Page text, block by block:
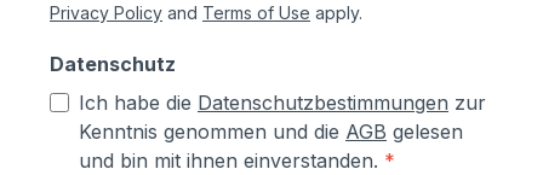
Privacy Policy and Terms of Use apply.
Datenschutz
Ich habe die Datenschutzbestimmungen zur
Kenntnis genommen und die AGB gelesen
und bin mit ihnen einverstanden. *